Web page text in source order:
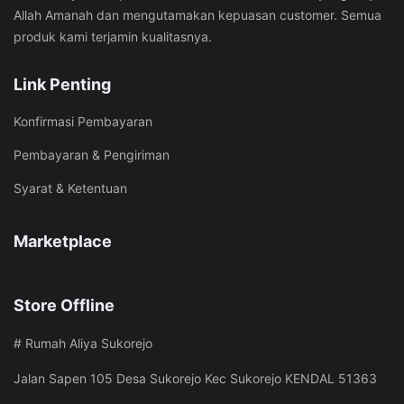
Allah Amanah dan mengutamakan kepuasan customer. Semua
produk kami terjamin kualitasnya.
Link Penting
Konfirmasi Pembayaran
Pembayaran & Pengiriman
Syarat & Ketentuan
Marketplace
Store Offline
# Rumah Aliya Sukorejo
Jalan Sapen 105 Desa Sukorejo Kec Sukorejo KENDAL 51363